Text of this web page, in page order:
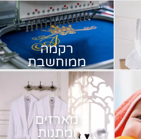
רקמה
ממוחשבת
מארזים
ומתנות